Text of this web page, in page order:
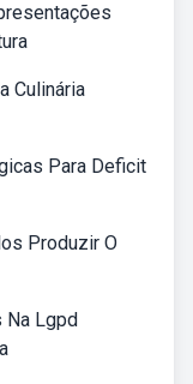
Culinária
Para Deficit
Produzir O
Na Lgpd